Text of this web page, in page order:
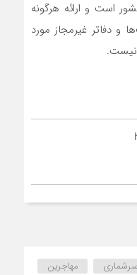
است و ارائه هرگونه
و دفاتر غیرمجاز مورد
نیست.
سرشماری
مهاجرین